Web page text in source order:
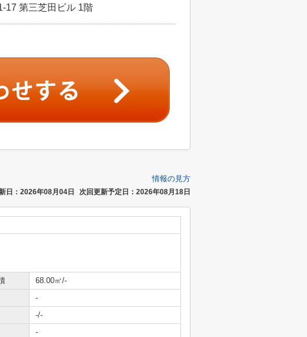
17 第三芝田ビル 1階
情報の見方
日：2026年08月04日 次回更新予定日：2026年08月18日
68.00㎡/-
-
-/-
-